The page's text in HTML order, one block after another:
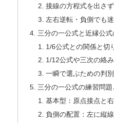
接線の方程式を出さ
左右逆転・負側でも
三分の一公式と近縁公
1/6公式との関係と切
1/12公式や三次の絡
一瞬で選ぶための判
三分の一公式の練習問
基本型：原点接点と
負側の配置：左に縦